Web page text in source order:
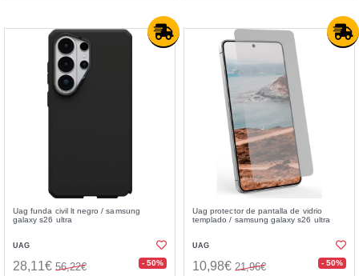
Uag funda civil lt negro / samsung
galaxy s26 ultra
UAG
28,11€ 56,22€ - 50%
Uag protector de pantalla de vidrio
templado / samsung galaxy s26 ultra
UAG
10,98€ 21,96€ - 50%